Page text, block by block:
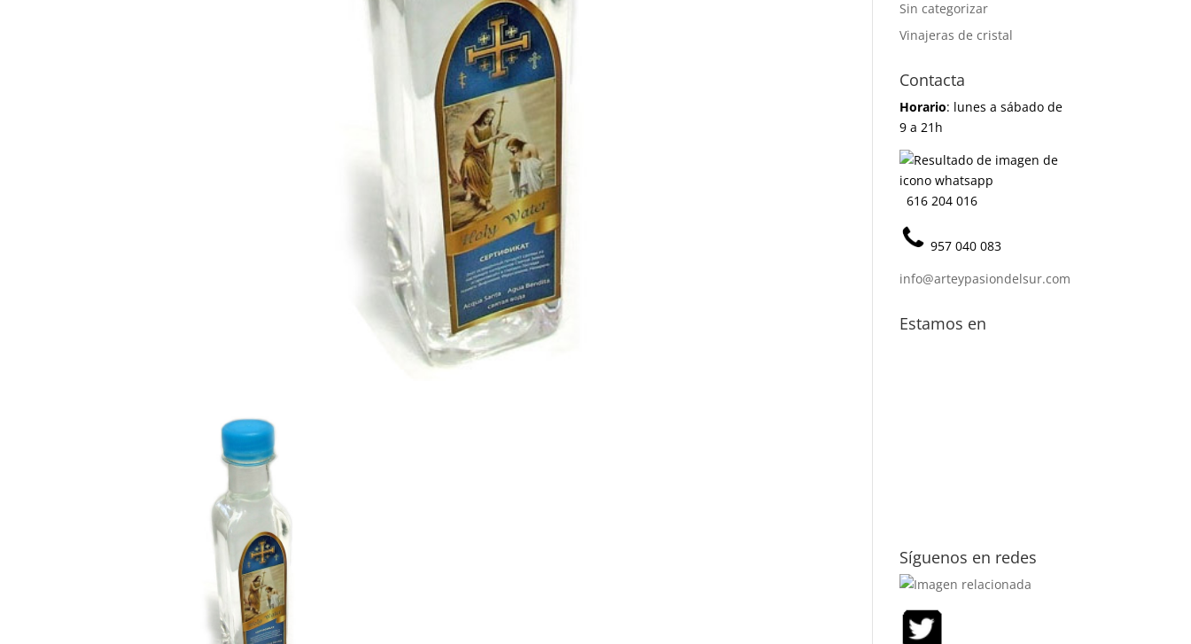
Sin categorizar
Vinajeras de cristal
Contacta
Horario: lunes a sábado de
9 a 21h
616 204 016
957 040 083
info@arteypasiondelsur.com
Estamos en
Síguenos en redes